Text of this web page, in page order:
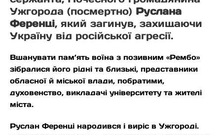
Ужгорода (посмертно) Руслана
Ференці, який загинув, захищаючи
Україну від російської агресії.
Вшанувати пам’ять воїна з позивним «Рембо»
зібралися його рідні та близькі, представники
обласної й міської влади, побратими,
духовенство, викладачі університету та жителі
міста.
Руслан Ференці народився і виріс в Ужгороді.